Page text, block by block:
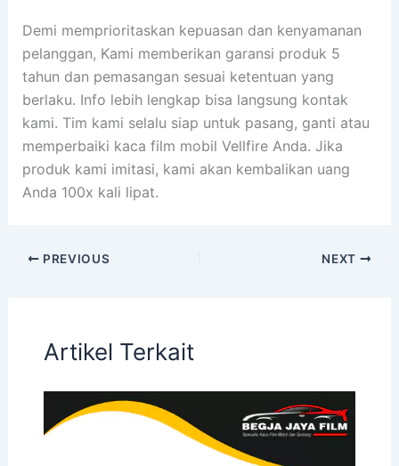
Demi memprioritaskan kepuasan dan kenyamanan
pelanggan, Kami memberikan garansi produk 5
tahun dan pemasangan sesuai ketentuan yang
berlaku. Info lebih lengkap bisa langsung kontak
kami. Tim kami selalu siap untuk pasang, ganti atau
memperbaiki kaca film mobil Vellfire Anda. Jika
produk kami imitasi, kami akan kembalikan uang
Anda 100x kali lipat.
PREVIOUS NEXT
Artikel Terkait